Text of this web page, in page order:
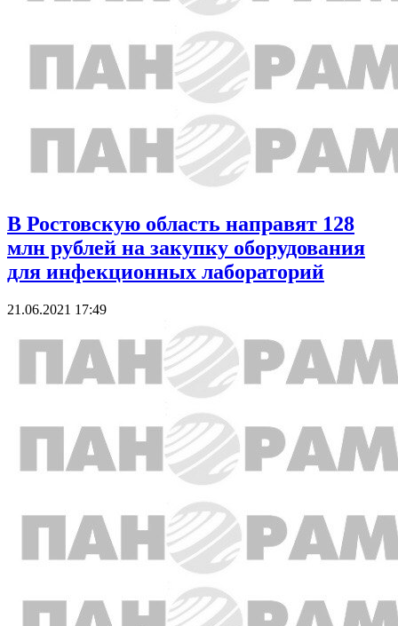
В Ростовскую область направят 128
млн рублей на закупку оборудования
для инфекционных лабораторий
21.06.2021 17:49